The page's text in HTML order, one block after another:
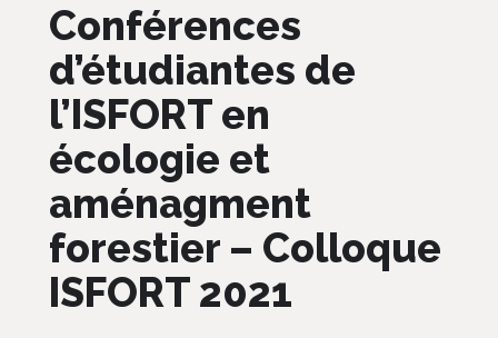
Conférences
d’étudiantes de
l’ISFORT en
écologie et
aménagment
forestier – Colloque
ISFORT 2021